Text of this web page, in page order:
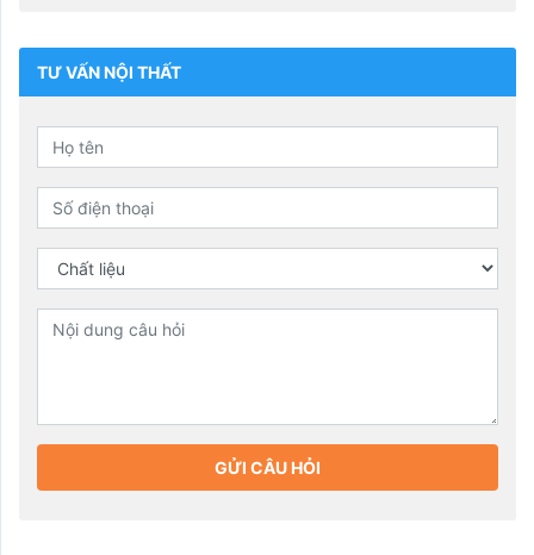
TƯ VẤN NỘI THẤT
GỬI CÂU HỎI